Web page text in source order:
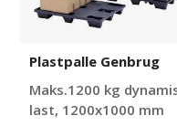
Plastpalle Genbrug
Maks.1200 kg
last, 1200x1000 mm